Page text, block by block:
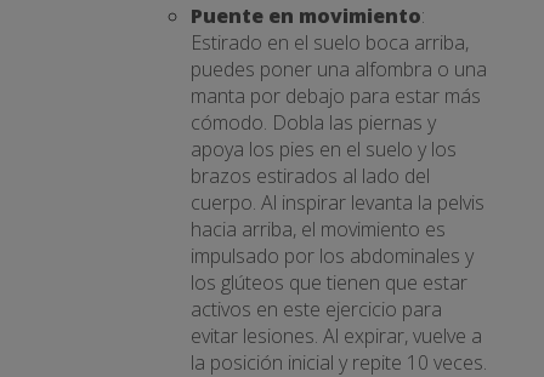
Puente en movimiento:
Estirado en el suelo boca arriba,
puedes poner una alfombra o una
manta por debajo para estar más
cómodo. Dobla las piernas y
apoya los pies en el suelo y los
brazos estirados al lado del
cuerpo. Al inspirar levanta la pelvis
hacia arriba, el movimiento es
impulsado por los abdominales y
los glúteos que tienen que estar
activos en este ejercicio para
evitar lesiones. Al expirar, vuelve a
la posición inicial y repite 10 veces.